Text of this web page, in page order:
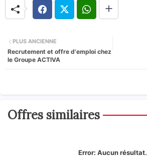
PLUS ANCIENNE
Recrutement et offre d'emploi chez
le Groupe ACTIVA
Offres similaires
Error: Aucun résultat.